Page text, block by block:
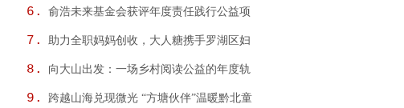
建创新人才培
6.
俞浩未来基金会获评年度责任践行公益项
目，以科技公
7.
助力全职妈妈创收，大人糖携手罗湖区妇
联，打造乐园
8.
向大山出发：一场乡村阅读公益的年度轨
迹
9.
跨越山海兑现微光 “方塘伙伴”温暖黔北童